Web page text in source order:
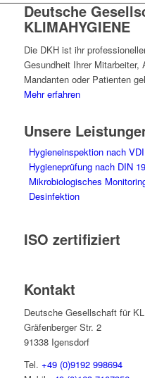
Deutsche
KLIMAHYGIENE
Die DKH ist ihr
Gesundheit Ihrer
Mandanten oder Patienten
Mehr erfahren
Unsere
Hygieneinspektion nach
Hygieneprüfung nach DIN
Mikrobiologisches
Desinfektion
ISO zertifiziert
Kontakt
Deutsche Gesellschaft für
Gräfenberger Str. 2
91338 Igensdorf
Tel. +49 (0)9192 998694